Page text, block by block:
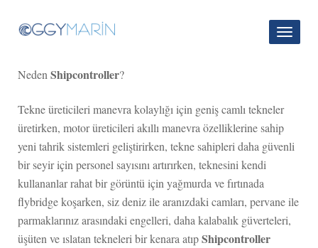
Toggle
Neden Shipcontroller?
Tekne üreticileri manevra kolaylığı için geniş camlı tekneler
üretirken, motor üreticileri akıllı manevra özelliklerine sahip
yeni tahrik sistemleri geliştirirken, tekne sahipleri daha güvenli
bir seyir için personel sayısını artırırken, teknesini kendi
kullananlar rahat bir görüntü için yağmurda ve fırtınada
flybridge koşarken, siz deniz ile aranızdaki camları, pervane ile
parmaklarınız arasındaki engelleri, daha kalabalık güverteleri,
üşüten ve ıslatan tekneleri bir kenara atıpShipcontroller